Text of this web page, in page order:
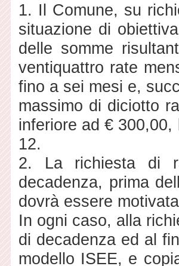
1. Il Comune, su
situazione di
delle somme
ventiquattro rate
fino a sei mesi e,
massimo di diciotto
inferiore ad €
12.
2. La richiesta di
decadenza, prima
dovrà essere
In ogni caso, alla
di decadenza ed al
modello ISEE, e